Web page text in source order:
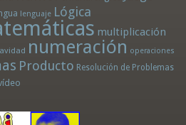
lenguaje Lógica
multiplicación
numeración operaciones
Producto Resolución de Problemas